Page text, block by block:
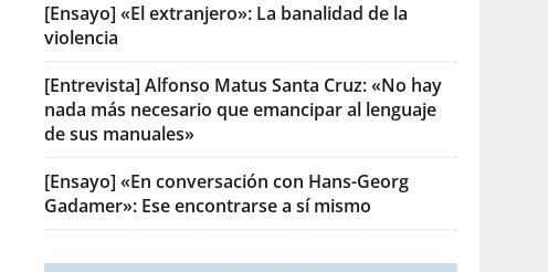
[Ensayo] «El extranjero»: La banalidad de la
violencia
[Entrevista] Alfonso Matus Santa Cruz: «No hay
nada más necesario que emancipar al lenguaje
de sus manuales»
[Ensayo] «En conversación con Hans-Georg
Gadamer»: Ese encontrarse a sí mismo